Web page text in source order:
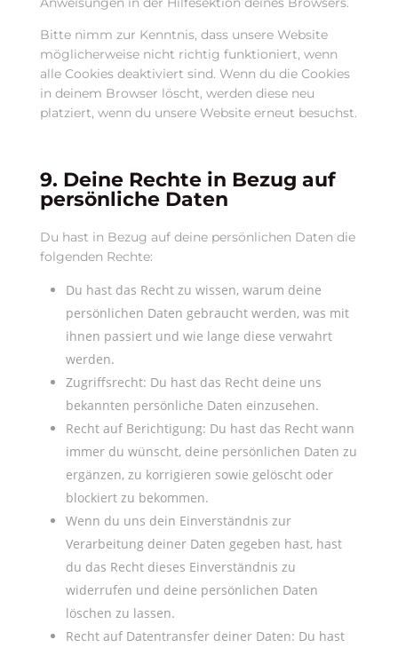
Bitte nimm zur Kenntnis, dass unsere Website
möglicherweise nicht richtig funktioniert, wenn
alle Cookies deaktiviert sind. Wenn du die Cookies
in deinem Browser löscht, werden diese neu
platziert, wenn du unsere Website erneut besuchst.
9. Deine Rechte in Bezug auf
persönliche Daten
Du hast in Bezug auf deine persönlichen Daten die
folgenden Rechte:
Du hast das Recht zu wissen, warum deine
persönlichen Daten gebraucht werden, was mit
ihnen passiert und wie lange diese verwahrt
werden.
Zugriffsrecht: Du hast das Recht deine uns
bekannten persönliche Daten einzusehen.
Recht auf Berichtigung: Du hast das Recht wann
immer du wünscht, deine persönlichen Daten zu
ergänzen, zu korrigieren sowie gelöscht oder
blockiert zu bekommen.
Wenn du uns dein Einverständnis zur
Verarbeitung deiner Daten gegeben hast, hast
du das Recht dieses Einverständnis zu
widerrufen und deine persönlichen Daten
löschen zu lassen.
Recht auf Datentransfer deiner Daten: Du hast